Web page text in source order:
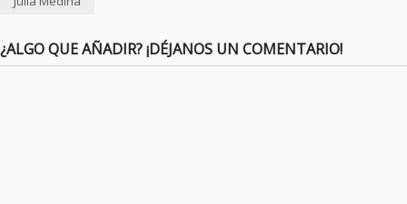
¿ALGO QUE AÑADIR? ¡DÉJANOS UN COMENTARIO!